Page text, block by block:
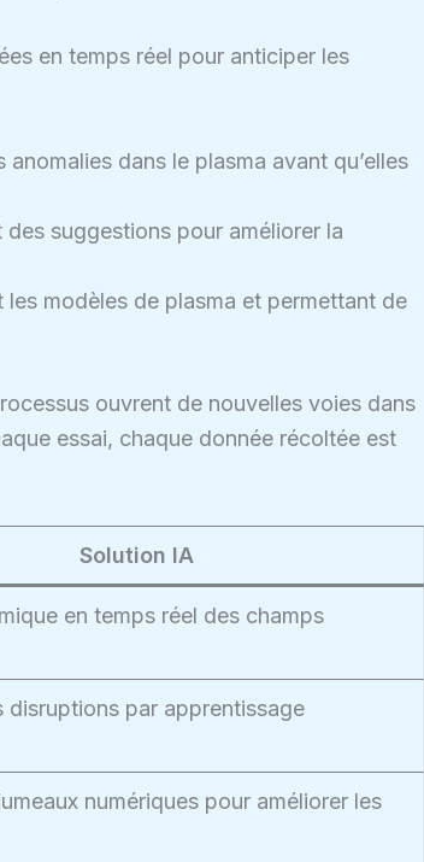
en temps réel pour anticiper les
anomalies dans le plasma avant qu’elles
des suggestions pour améliorer la
les modèles de plasma et permettant de
ouvrent de nouvelles voies dans
essai, chaque donnée récoltée est
Solution IA
en temps réel des champs
disruptions par apprentissage
numériques pour améliorer les